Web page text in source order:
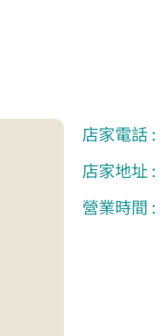
店家電話 :
店家地址 :
營業時間 :